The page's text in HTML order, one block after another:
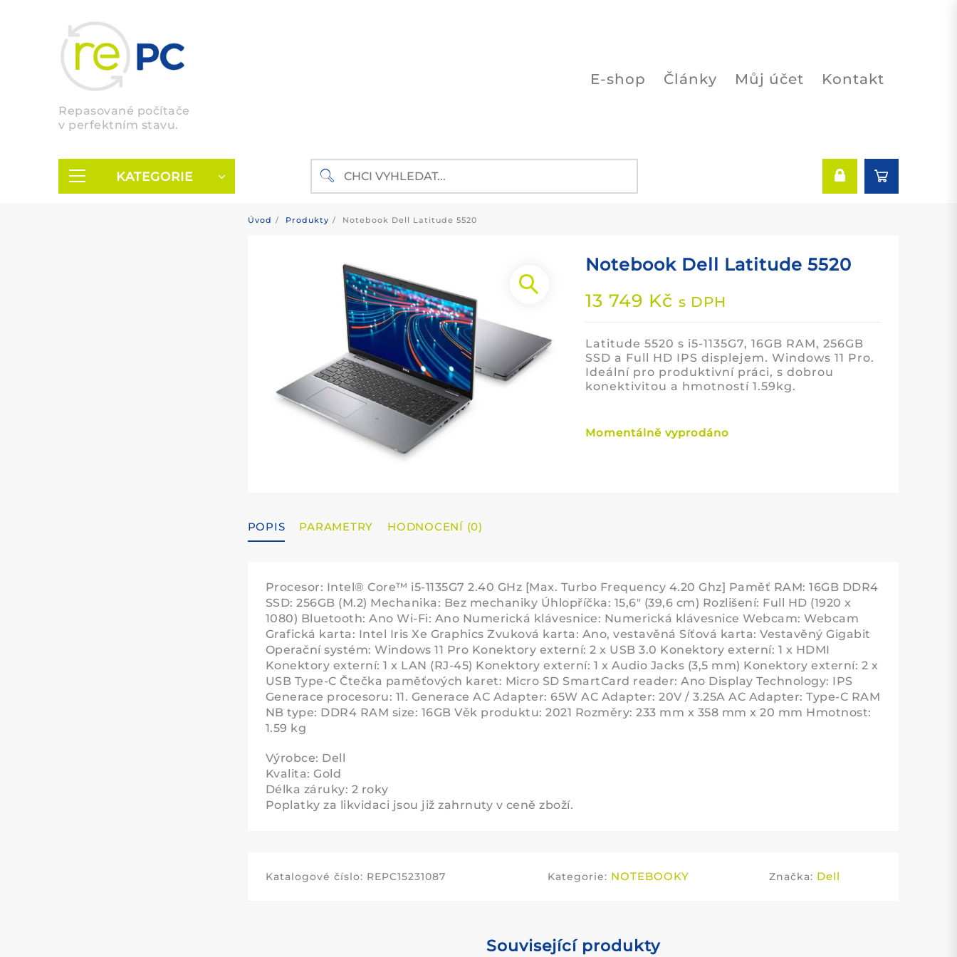
Repasované počítače
v perfektním stavu.
E-shop Články Můj účet Kontakt
KATEGORIE
Úvod Produkty Notebook Dell Latitude 5520
Notebook Dell Latitude 5520
13 749 Kč s DPH
Latitude 5520 s i5-1135G7, 16GB RAM, 256GB
SSD a Full HD IPS displejem. Windows 11 Pro.
Ideální pro produktivní práci, s dobrou
konektivitou a hmotností 1.59kg.
Momentálně vyprodáno
POPIS PARAMETRY HODNOCENÍ (0)
Procesor: Intel® Core™ i5-1135G7 2.40 GHz [Max. Turbo Frequency 4.20 Ghz] Paměť RAM: 16GB DDR4
SSD: 256GB (M.2) Mechanika: Bez mechaniky Úhlopříčka: 15,6" (39,6 cm) Rozlišení: Full HD (1920 x
1080) Bluetooth: Ano Wi-Fi: Ano Numerická klávesnice: Numerická klávesnice Webcam: Webcam
Grafická karta: Intel Iris Xe Graphics Zvuková karta: Ano, vestavěná Síťová karta: Vestavěný Gigabit
Operační systém: Windows 11 Pro Konektory externí: 2 x USB 3.0 Konektory externí: 1 x HDMI
Konektory externí: 1 x LAN (RJ-45) Konektory externí: 1 x Audio Jacks (3,5 mm) Konektory externí: 2 x
USB Type-C Čtečka paměťových karet: Micro SD SmartCard reader: Ano Display Technology: IPS
Generace procesoru: 11. Generace AC Adapter: 65W AC Adapter: 20V / 3.25A AC Adapter: Type-C RAM
NB type: DDR4 RAM size: 16GB Věk produktu: 2021 Rozměry: 233 mm x 358 mm x 20 mm Hmotnost:
1.59 kg
Výrobce: Dell
Kvalita: Gold
Délka záruky: 2 roky
Poplatky za likvidaci jsou již zahrnuty v ceně zboží.
Katalogové číslo: REPC15231087 Kategorie: NOTEBOOKY Značka: Dell
Související produkty